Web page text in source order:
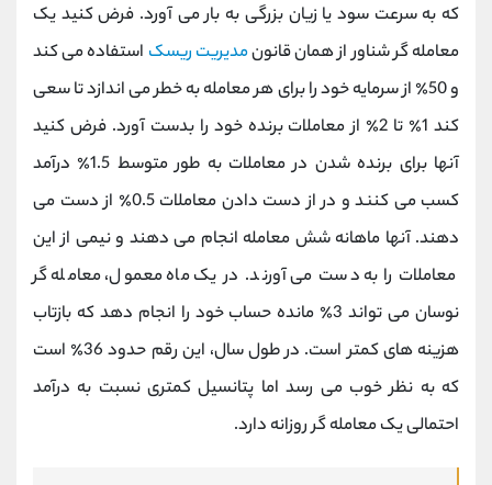
که به سرعت سود یا زیان بزرگی به بار می آورد. فرض کنید یک
معامله گر شناور از همان قانونمدیریت ریسک استفاده می کند
و 50٪ از سرمایه خود را برای هر معامله به خطر می اندازد تا سعی
کند 1٪ تا 2٪ از معاملات برنده خود را بدست آورد. فرض کنید
آنها برای برنده شدن در معاملات به طور متوسط 1.5٪ درآمد
کسب می کنند و در از دست دادن معاملات 0.5٪ از دست می
دهند. آنها ماهانه شش معامله انجام می دهند و نیمی از این
معاملات را به دست می آورند. در یک ماه معمول، معامله گر
نوسان می تواند 3٪ مانده حساب خود را انجام دهد که بازتاب
هزینه های کمتر است. در طول سال، این رقم حدود 36٪ است
که به نظر خوب می رسد اما پتانسیل کمتری نسبت به درآمد
احتمالی یک معامله گر روزانه دارد.